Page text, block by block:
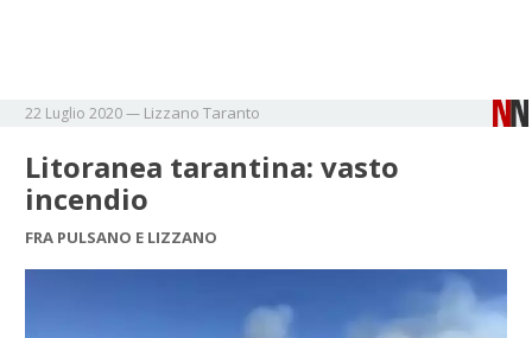
22 Luglio 2020— Lizzano Taranto
Litoranea tarantina: vasto
incendio
FRA PULSANO E LIZZANO